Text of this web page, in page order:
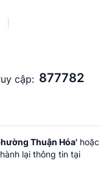
cập: 877782
Thuận Hóa' hoặc
lại thông tin tại